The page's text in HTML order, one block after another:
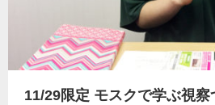
11/29限定 モスクで学ぶ視